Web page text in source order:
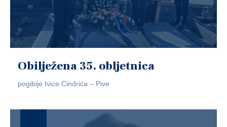
Obilježena 35. obljetnica
pogibije Ivice Cindrića – Pive